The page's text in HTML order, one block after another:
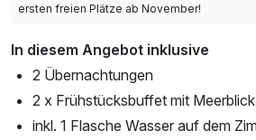
ersten freien Plätze ab November!
In diesem Angebot inklusive
2 Übernachtungen
2 x Frühstücksbuffet mit Meerblick
inkl. 1 Flasche Wasser auf dem